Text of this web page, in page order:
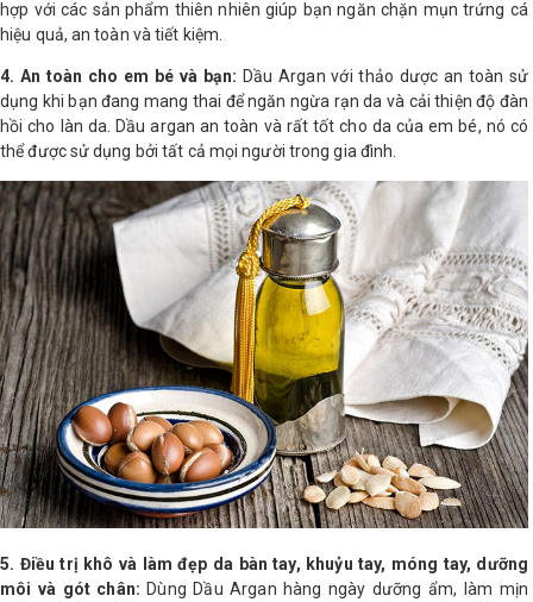
hợp với các sản phẩm thiên nhiên giúp bạn ngăn chặn mụn trứng cá
hiệu quả, an toàn và tiết kiệm.
4. An toàn cho em bé và bạn: Dầu Argan với thảo dược an toàn sử
dụng khi bạn đang mang thai để ngăn ngừa rạn da và cải thiện độ đàn
hồi cho làn da. Dầu argan an toàn và rất tốt cho da của em bé, nó có
thể được sử dụng bởi tất cả mọi người trong gia đình.
5. Điều trị khô và làm đẹp da bàn tay, khuỷu tay, móng tay, dưỡng
môi và gót chân: Dùng Dầu Argan hàng ngày dưỡng ẩm, làm mịn